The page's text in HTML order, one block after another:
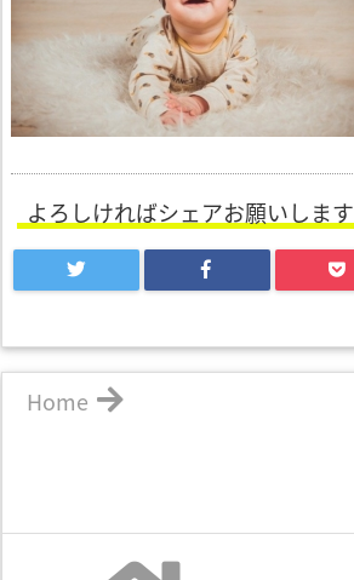
よろしければシェアお願いします
Home